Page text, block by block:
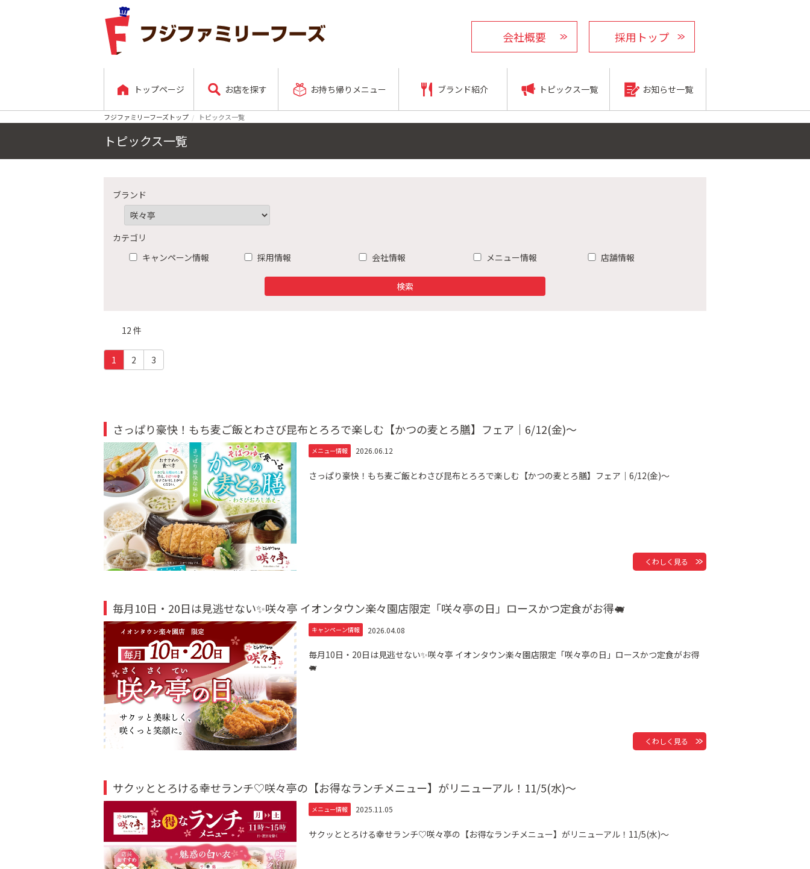
会社概要 採用トップ
トップページ お店を探す お持ち帰りメニュー ブランド紹介 トピックス一覧 お知らせ一覧
フジファミリーフーズトップ トピックス一覧
トピックス一覧
ブランド
カテゴリ
キャンペーン情報
採用情報 会社情報 メニュー情報 店舗情報
12 件
1
u
t)
2 3
さっぱり豪快！もち麦ご飯とわさび昆布とろろで楽しむ【かつの麦とろ膳】フェア｜6/12(金)～
メニュー情報 2026.06.12
さっぱり豪快！もち麦ご飯とわさび昆布とろろで楽しむ【かつの麦とろ膳】フェア｜6/12(金)～
くわしく見る
毎月10日・20日は見逃せない✨咲々亭 イオンタウン楽々園店限定「咲々亭の日」ロースかつ定食がお得🐖
キャンペーン情報 2026.04.08
毎月10日・20日は見逃せない✨咲々亭 イオンタウン楽々園店限定「咲々亭の日」ロースかつ定食がお得
🐖
くわしく見る
サクッととろける幸せランチ♡咲々亭の【お得なランチメニュー】がリニューアル！11/5(水)～
メニュー情報 2025.11.05
サクッととろける幸せランチ♡咲々亭の【お得なランチメニュー】がリニューアル！11/5(水)～